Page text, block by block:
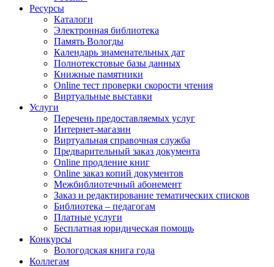
Ресурсы
Каталоги
Электронная библиотека
Память Вологды
Календарь знаменательных дат
Полнотекстовые базы данных
Книжные памятники
Online тест проверки скорости чтения
Виртуальные выставки
Услуги
Перечень предоставляемых услуг
Интернет-магазин
Виртуальная справочная служба
Предварительный заказ документа
Online продление книг
Online заказ копий документов
Межбиблиотечный абонемент
Заказ и редактирование тематических списков
Библиотека – педагогам
Платные услуги
Бесплатная юридическая помощь
Конкурсы
Вологодская книга года
Коллегам